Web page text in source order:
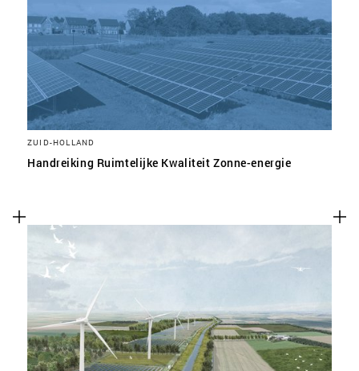
ZUID-HOLLAND
Handreiking Ruimtelijke Kwaliteit Zonne-energie